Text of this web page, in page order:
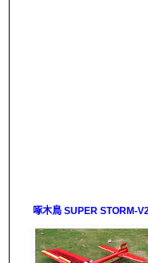
啄木鳥 SUPER STORM-